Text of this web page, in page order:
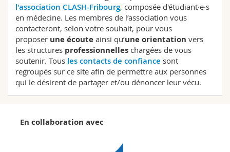
l'association CLASH-Fribourg, composée d'étudiant·e·s
en médecine. Les membres de l’association vous
contacteront, selon votre souhait, pour vous
proposer une écoute ainsi qu’une orientation vers
les structures professionnelles chargées de vous
soutenir. Tous les contacts de confiance sont
regroupés sur ce site afin de permettre aux personnes
qui le désirent de partager et/ou dénoncer leur vécu.
En collaboration avec